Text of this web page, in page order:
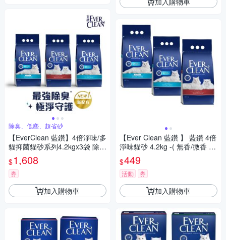
除臭、低塵、超省砂
【EverClean 藍鑽】4倍淨味/多
貓抑菌貓砂系列4.2kgx3袋 除臭
低塵 超省砂
$1,608
券
加入購物車
【Ever Clean 藍鑽 】 藍鑽 4倍
淨味貓砂 4.2kg -( 無香/微香 /
長效淨味21天)
$449
活動 券
加入購物車